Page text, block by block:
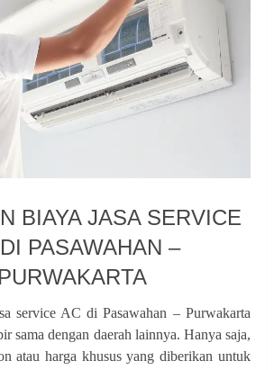
BIAYA JASA SERVICE
PASAWAHAN –
PURWAKARTA
service AC di Pasawahan – Purwakarta
sama dengan daerah lainnya. Hanya saja,
atau harga khusus yang diberikan untuk